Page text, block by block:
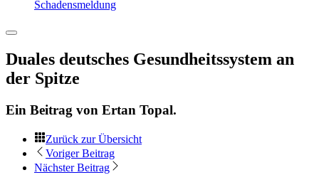
Schadensmeldung
Duales deutsches Gesundheitssystem an
der Spitze
Ein Beitrag von Ertan Topal.
Zurück zur Übersicht
Voriger Beitrag
Nächster Beitrag